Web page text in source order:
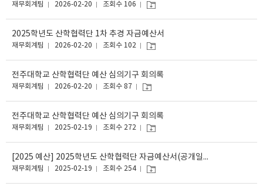
재무회계팀 2026-02-20 조회수 106
2025학년도 산학협력단 1차 추경 자금예산서
재무회계팀 2026-02-20 조회수 102
전주대학교 산학협력단 예산 심의기구 회의록
재무회계팀 2026-02-20 조회수 87
전주대학교 산학협력단 예산 심의기구 회의록
재무회계팀 2025-02-19 조회수 272
[2025 예산] 2025학년도 산학협력단 자금예산서(공개일자 2025. 2. 19.)
재무회계팀 2025-02-19 조회수 254